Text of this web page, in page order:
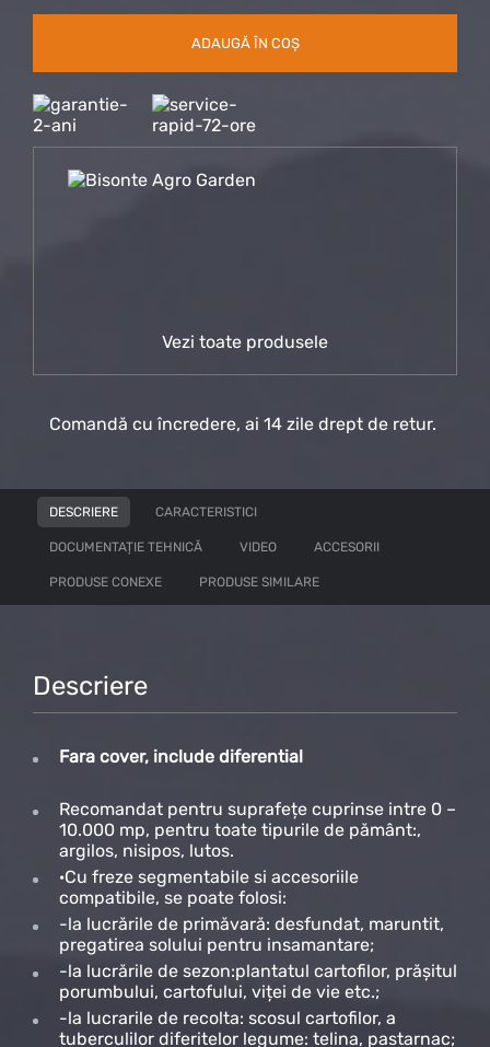
ADAUGĂ ÎN COȘ
Vezi toate produsele
Comandă cu încredere, ai 14 zile drept de retur.
DESCRIERE CARACTERISTICI
DOCUMENTAȚIE TEHNICĂ VIDEO ACCESORII
PRODUSE CONEXE PRODUSE SIMILARE
Descriere
Fara cover, include diferential
Recomandat pentru suprafețe cuprinse intre 0 –
10.000 mp, pentru toate tipurile de pământ:,
argilos, nisipos, lutos.
·Cu freze segmentabile si accesoriile
compatibile, se poate folosi:
-la lucrările de primăvară: desfundat, maruntit,
pregatirea solului pentru insamantare;
-la lucrările de sezon:plantatul cartofilor, prășitul
porumbului, cartofului, viței de vie etc.;
-la lucrarile de recolta: scosul cartofilor, a
tuberculilor diferitelor legume: telina, pastarnac;